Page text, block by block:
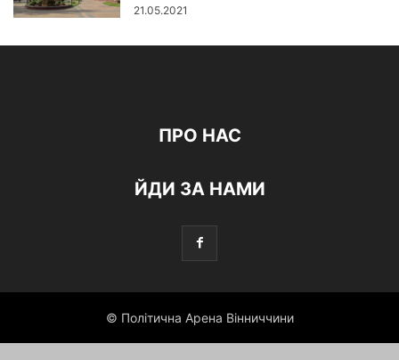
21.05.2021
ПРО НАС
ЙДИ ЗА НАМИ
© Політична Арена Вінниччини